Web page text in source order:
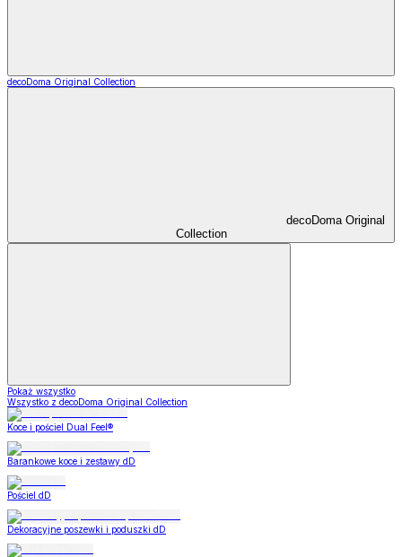
decoDoma Original Collection
decoDoma Original
Collection
Pokaż wszystko
Wszystko z decoDoma Original Collection
Koce i pościel Dual Feel®
Barankowe koce i zestawy dD
Pościel dD
Dekoracyjne poszewki i poduszki dD